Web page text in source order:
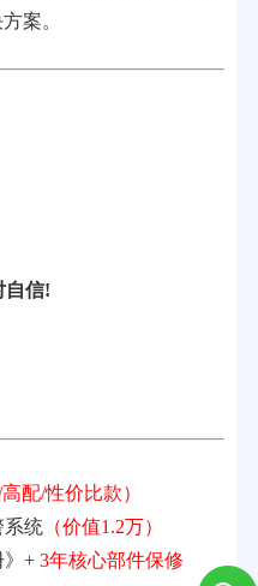
案。
自信!
高配/性价比款）
系统（价值1.2万）
》+ 3年核心部件保修